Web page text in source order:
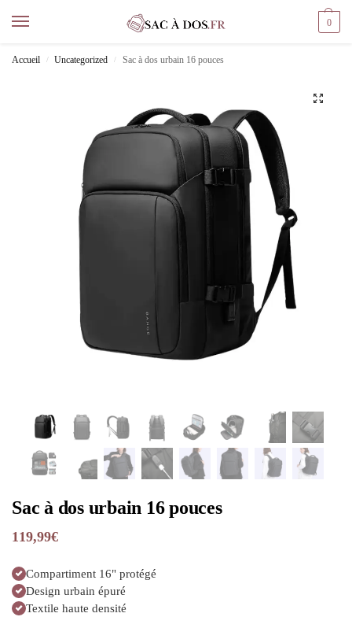
0
Accueil / Uncategorized / Sac à dos urbain 16 pouces
Sac à dos urbain 16 pouces
119,99€
Compartiment 16" protégé
Design urbain épuré
Textile haute densité